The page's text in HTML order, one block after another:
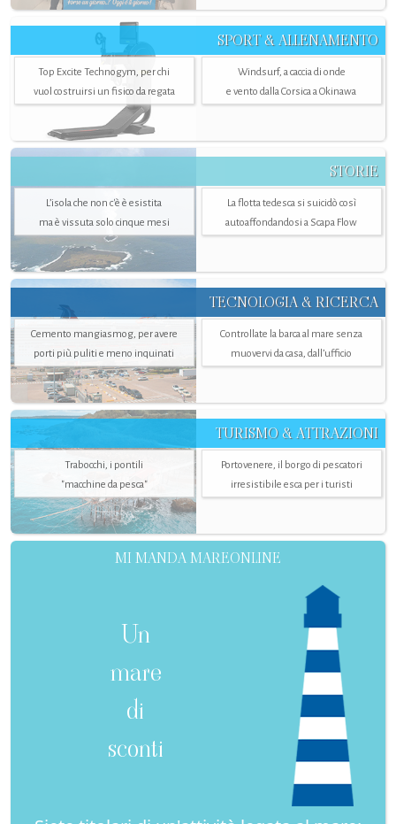
SPORT & ALLENAMENTO
Top Excite Technogym, per chi
vuol costruirsi un fisico da regata
Windsurf, a caccia di onde
e vento dalla Corsica a Okinawa
STORIE
L’isola che non c'è è esistita
ma è vissuta solo cinque mesi
La flotta tedesca si suicidò così
autoaffondandosi a Scapa Flow
TECNOLOGIA & RICERCA
Cemento mangiasmog, per avere
porti più puliti e meno inquinati
Controllate la barca al mare senza
muovervi da casa, dall’ufficio
TURISMO & ATTRAZIONI
Trabocchi, i pontili
"macchine da pesca"
Portovenere, il borgo di pescatori
irresistibile esca per i turisti
MI MANDA MAREONLINE
Un
mare
di
sconti